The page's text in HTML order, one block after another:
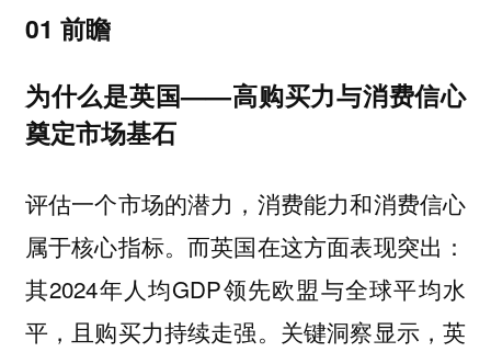
01 前瞻
为什么是英国——高购买力与消费信心
奠定市场基石
评估一个市场的潜力，消费能力和消费信心
属于核心指标。而英国在这方面表现突出：
其2024年人均GDP领先欧盟与全球平均水
平，且购买力持续走强。关键洞察显示，英